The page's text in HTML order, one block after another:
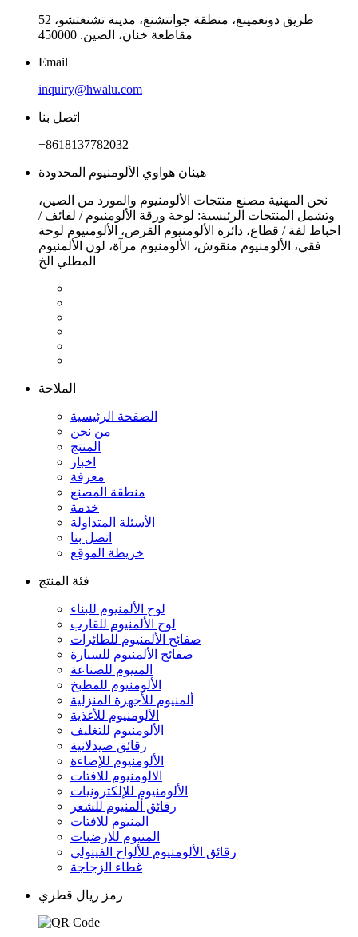
52 طريق دونغمينغ، منطقة جوانتشنغ، مدينة تشنغتشو،
مقاطعة خنان، الصين. 450000
Email
inquiry@hwalu.com
اتصل بنا
+8618137782032
هينان هواوي الألومنيوم المحدودة
نحن المهنية مصنع منتجات الألومنيوم والمورد من الصين،
وتشمل المنتجات الرئيسية: لوحة ورقة الألومنيوم / لفائف /
احباط لفة / قطاع، دائرة الألومنيوم القرص، الألومنيوم لوحة
فقي، الألومنيوم منقوش، الألومنيوم مرآة، لون الألمنيوم
المطلي الخ
الملاحة
الصفحة الرئيسية
من نحن
المنتج
اخبار
معرفة
منطقة المصنع
خدمة
الأسئلة المتداولة
اتصل بنا
خريطة الموقع
فئة المنتج
لوح الألمنيوم للبناء
لوح الألمنيوم للقارب
صفائح الألمنيوم للطائرات
صفائح الألمنيوم للسيارة
المنيوم للصناعة
الألومنيوم للمطبخ
ألمنيوم للأجهزة المنزلية
الألومنيوم للأغذية
الألومنيوم للتغليف
رقائق صيدلانية
الألومنيوم للإضاءة
الالومنيوم للافتات
الألومنيوم للإلكترونيات
رقائق ألمنيوم للشعر
المنيوم للافتات
المنيوم للارضيات
رقائق الألومنيوم للألواح الفينولي
غطاء الزجاجة
رمز ريال قطري